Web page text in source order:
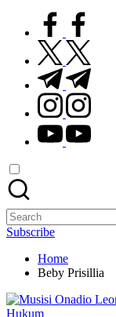
facebook.com
twitter.com
t.me
instagram.com
youtube.com
Search
for:
Subscribe
Home
Beby Prisillia
Posted
Hukum